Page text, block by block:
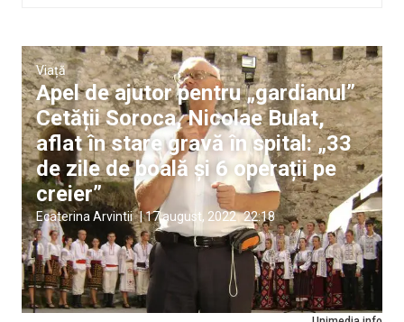
Viață
Apel de ajutor pentru „gardianul”
Cetății Soroca, Nicolae Bulat,
aflat în stare gravă în spital: „33
de zile de boală și 6 operații pe
creier”
Ecaterina Arvintii |17 august, 2022 22:18